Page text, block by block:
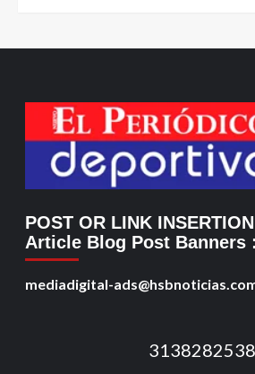
POST OR LINK INSERTION
Article Blog Post Banners :
mediadigital-